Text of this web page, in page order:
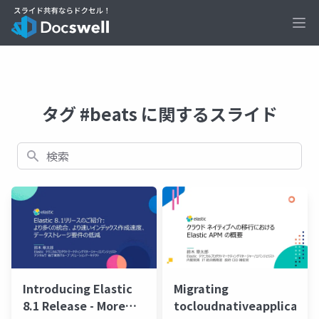
タグ #beats に関するスライド
検索
Introducing Elastic
8.1 Release - More
Migrating